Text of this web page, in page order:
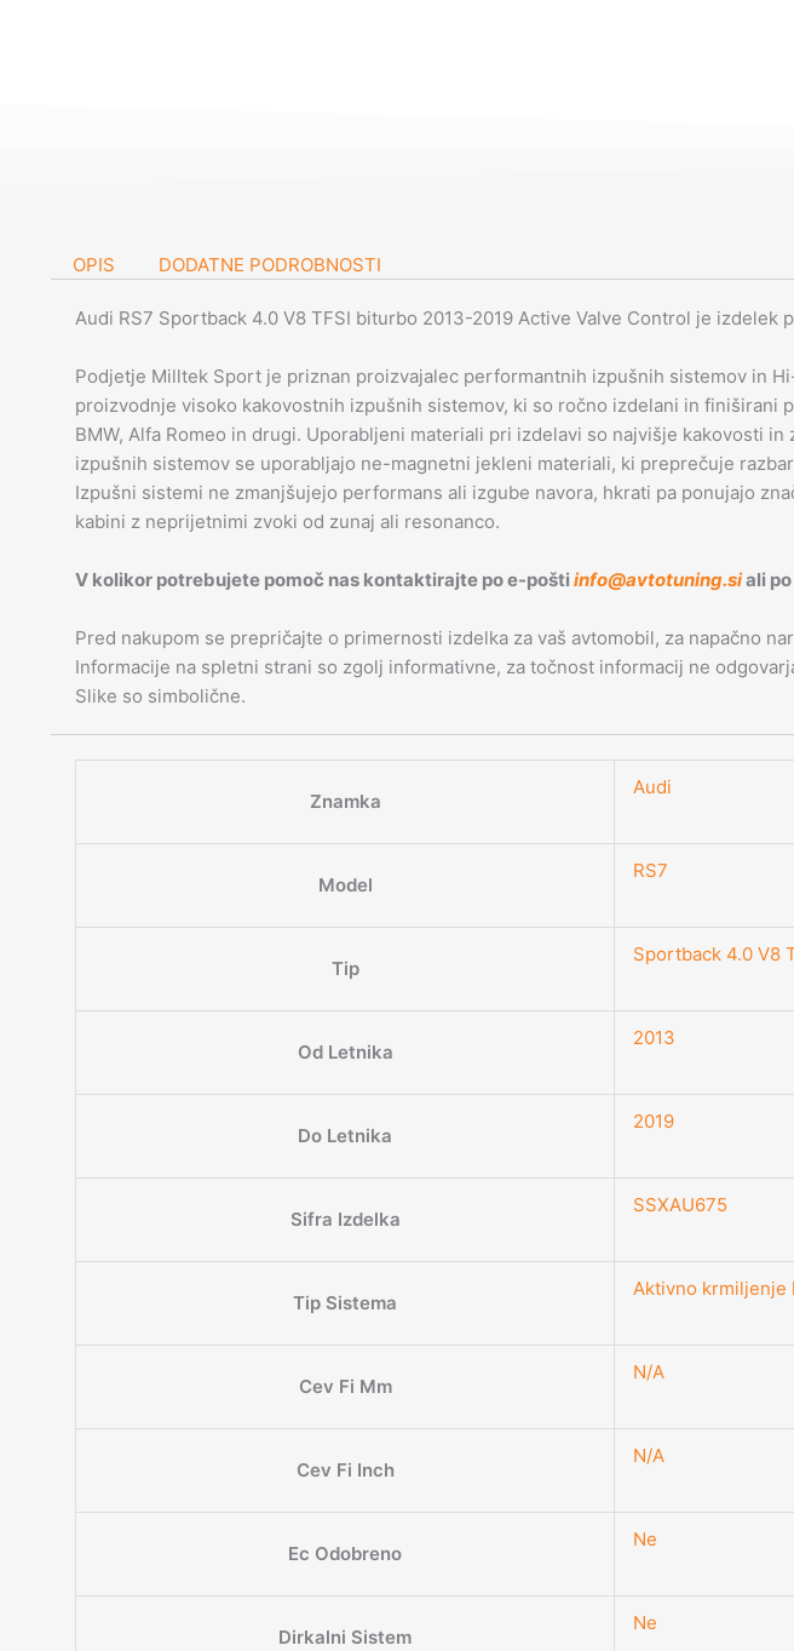
OPIS DODATNE PODROBNOSTI
Audi RS7 Sportback 4.0 V8 TFSI biturbo 2013-2019 Active Valve Control je
Podjetje Milltek Sport je priznan proizvajalec performantnih izpušnih sistemov in
proizvodnje visoko kakovostnih izpušnih sistemov, ki so ročno izdelani in finiširani
BMW, Alfa Romeo in drugi. Uporabljeni materiali pri izdelavi so najvišje kakovosti
izpušnih sistemov se uporabljajo ne-magnetni jekleni materiali, ki preprečuje
Izpušni sistemi ne zmanjšujejo performans ali izgube navora, hkrati pa ponujajo
kabini z neprijetnimi zvoki od zunaj ali resonanco.
V kolikor potrebujete pomoč nas kontaktirajte po e-pošti info@avtotuning.siali
Pred nakupom se prepričajte o primernosti izdelka za vaš avtomobil, za napačno
Informacije na spletni strani so zgolj informativne, za točnost informacij ne
Slike so simbolične.
Znamka
Audi
Model
RS7
Tip
Sportback 4.0 V8
Od Letnika
2013
Do Letnika
2019
Sifra Izdelka
SSXAU675
Tip Sistema
Aktivno krmiljenje
Cev Fi Mm
N/A
Cev Fi Inch
N/A
Ec Odobreno
Ne
Dirkalni Sistem
Ne